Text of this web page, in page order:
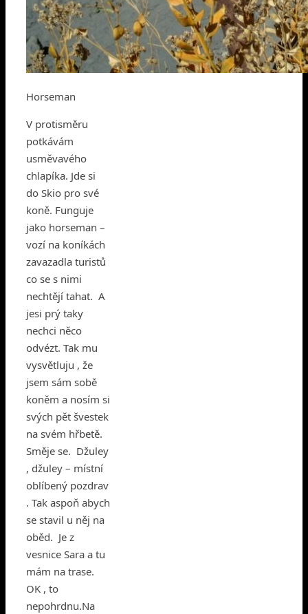
Horseman
V protisměru
potkávám
usměvavého
chlapíka. Jde si
do Skio pro své
koně. Funguje
jako horseman –
vozí na koníkách
zavazadla turistů
co se s nimi
nechtějí tahat. A
jesi prý taky
nechci něco
odvézt. Tak mu
vysvětluju , že
jsem sám sobě
koněm a nosím si
svých pět švestek
na svém hřbetě.
Směje se. Džuley
, džuley – místní
oblíbený pozdrav
. Tak aspoň abych
se stavil u něj na
oběd. Je z
vesnice Sara a tu
mám na trase.
OK , to
nepohrdnu.Na